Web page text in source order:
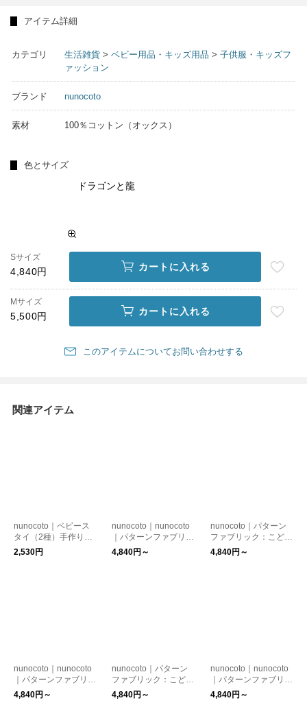
アイテム詳細
カテゴリ 生活雑貨 > ベビー用品・キッズ用品 > 子供服・キッズフ
ァッション
ブランド nunocoto
素材 100％コットン（オックス）
色とサイズ
ドラゴンと龍
Sサイズ
4,840円 カートに入れる
Mサイズ
5,500円 カートに入れる
このアイテムについてお問い合わせする
関連アイテム
nunocoto｜ベビース
タイ（2種）手作りキ
ット
2,530円
nunocoto｜nunocoto
｜パターンファブリッ
ク：こども甚平（苺 m
ini）
4,840円～
nunocoto｜パターン
ファブリック：こども
甚平（ギザギザ線）
4,840円～
nunocoto｜nunocoto
｜パターンファブリッ
ク：こども甚平（アボ
カド mini）
4,840円～
nunocoto｜パターン
ファブリック：こども
甚平（inkdot）
4,840円～
nunocoto｜nunocoto
｜パターンファブリッ
ク：こども甚平（ショ
ートなケーキ mini／
4,840円～